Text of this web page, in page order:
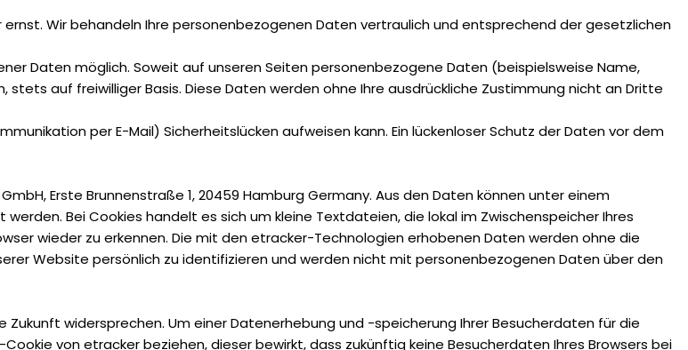
Wir behandeln Ihre personenbezogenen Daten vertraulich und entsprechend der gesetzlichen
Daten möglich. Soweit auf unseren Seiten personenbezogene Daten (beispielsweise Name,
auf freiwilliger Basis. Diese Daten werden ohne Ihre ausdrückliche Zustimmung nicht an Dritte
per E-Mail) Sicherheitslücken aufweisen kann. Ein lückenloser Schutz der Daten vor dem
Erste Brunnenstraße 1, 20459 Hamburg Germany. Aus den Daten können unter einem
Bei Cookies handelt es sich um kleine Textdateien, die lokal im Zwischenspeicher Ihres
wieder zu erkennen. Die mit den etracker-Technologien erhobenen Daten werden ohne die
Website persönlich zu identifizieren und werden nicht mit personenbezogenen Daten über den
widersprechen. Um einer Datenerhebung und -speicherung Ihrer Besucherdaten für die
von etracker beziehen, dieser bewirkt, dass zukünftig keine Besucherdaten Ihres Browsers bei